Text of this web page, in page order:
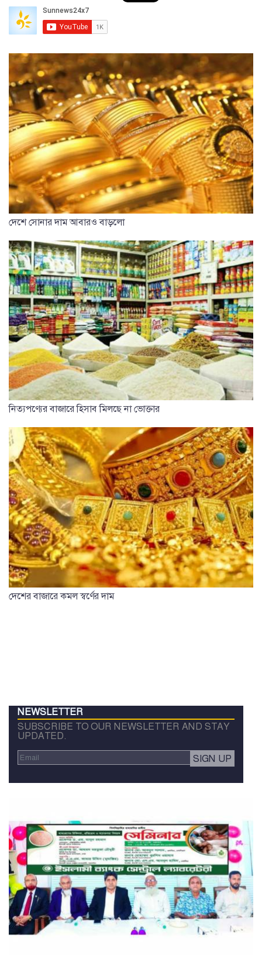
দেশে সোনার দাম আবারও বাড়লো
নিত্যপণ্যের বাজারে হিসাব মিলছে না ভোক্তার
দেশের বাজারে কমল স্বর্ণের দাম
NEWSLETTER
SUBSCRIBE TO OUR NEWSLETTER AND STAY
UPDATED.